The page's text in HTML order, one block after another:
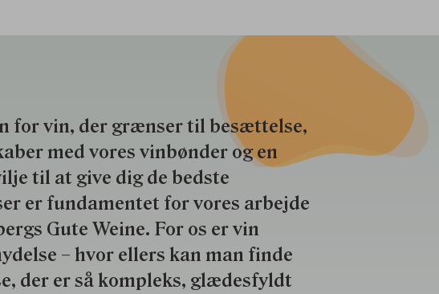
for vin, der grænser til besættelse,
med vores vinbønder og en
til at give dig de bedste
er fundamentet for vores arbejde
Gute Weine. For os er vin
– hvor ellers kan man finde
der er så kompleks, glædesfyldt